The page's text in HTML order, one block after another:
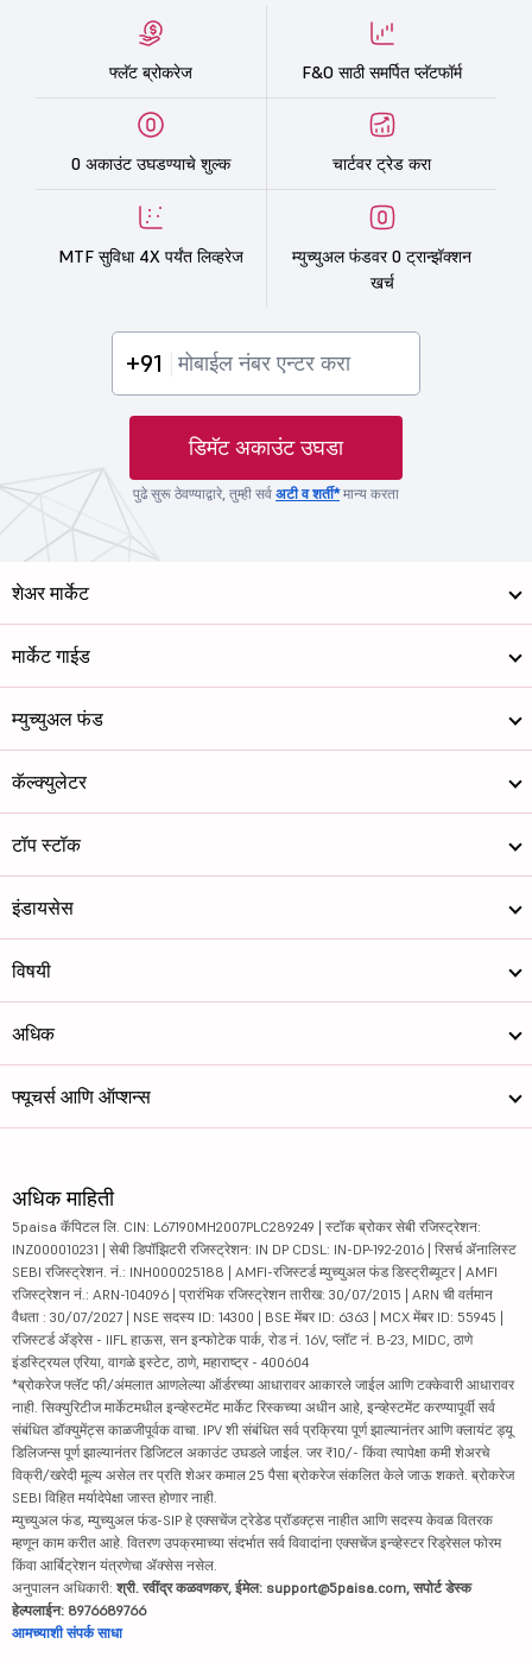
फ्लॅट ब्रोकरेज F&O साठी समर्पित प्लॅटफॉर्म
0 अकाउंट उघडण्याचे शुल्क चार्टवर ट्रेड करा
MTF सुविधा 4X पर्यंत लिव्हरेज
म्युच्युअल फंडवर 0 ट्रान्झॅक्शन
खर्च
+91
डिमॅट अकाउंट उघडा
पुढे सुरू ठेवण्याद्वारे, तुम्ही सर्व अटी व शर्ती*मान्य करता
शेअर मार्केट
मार्केट गाईड
म्युच्युअल फंड
कॅल्क्युलेटर
टॉप स्टॉक
इंडायसेस
विषयी
अधिक
फ्यूचर्स आणि ऑप्शन्स
अधिक माहिती
5paisa कॅपिटल लि. CIN: L67190MH2007PLC289249 | स्टॉक ब्रोकर सेबी रजिस्ट्रेशन:
INZ000010231 | सेबी डिपॉझिटरी रजिस्ट्रेशन: IN DP CDSL: IN-DP-192-2016 | रिसर्च ॲनालिस्ट
SEBI रजिस्ट्रेशन. नं.: INH000025188 | AMFI-रजिस्टर्ड म्युच्युअल फंड डिस्ट्रीब्यूटर | AMFI
रजिस्ट्रेशन नं.: ARN-104096 | प्रारंभिक रजिस्ट्रेशन तारीख: 30/07/2015 | ARN ची वर्तमान
वैधता : 30/07/2027 | NSE सदस्य ID: 14300 | BSE मेंबर ID: 6363 | MCX मेंबर ID: 55945 |
रजिस्टर्ड ॲड्रेस - IIFL हाऊस, सन इन्फोटेक पार्क, रोड नं. 16V, प्लॉट नं. B-23, MIDC, ठाणे
इंडस्ट्रियल एरिया, वागळे इस्टेट, ठाणे, महाराष्ट्र - 400604
*ब्रोकरेज फ्लॅट फी/अंमलात आणलेल्या ऑर्डरच्या आधारावर आकारले जाईल आणि टक्केवारी आधारावर
नाही. सिक्युरिटीज मार्केटमधील इन्व्हेस्टमेंट मार्केट रिस्कच्या अधीन आहे, इन्व्हेस्टमेंट करण्यापूर्वी सर्व
संबंधित डॉक्युमेंट्स काळजीपूर्वक वाचा. IPV शी संबंधित सर्व प्रक्रिया पूर्ण झाल्यानंतर आणि क्लायंट ड्यू
डिलिजन्स पूर्ण झाल्यानंतर डिजिटल अकाउंट उघडले जाईल. जर ₹10/- किंवा त्यापेक्षा कमी शेअरचे
विक्री/खरेदी मूल्य असेल तर प्रति शेअर कमाल 25 पैसा ब्रोकरेज संकलित केले जाऊ शकते. ब्रोकरेज
SEBI विहित मर्यादेपेक्षा जास्त होणार नाही.
म्युच्युअल फंड, म्युच्युअल फंड-SIP हे एक्सचेंज ट्रेडेड प्रॉडक्ट्स नाहीत आणि सदस्य केवळ वितरक
म्हणून काम करीत आहे. वितरण उपक्रमाच्या संदर्भात सर्व विवादांना एक्सचेंज इन्व्हेस्टर रिड्रेसल फोरम
किंवा आर्बिट्रेशन यंत्रणेचा ॲक्सेस नसेल.
अनुपालन अधिकारी: श्री. रवींद्र कळवणकर, ईमेल: support@5paisa.com, सपोर्ट डेस्क
हेल्पलाईन: 8976689766
आमच्याशी संपर्क साधा